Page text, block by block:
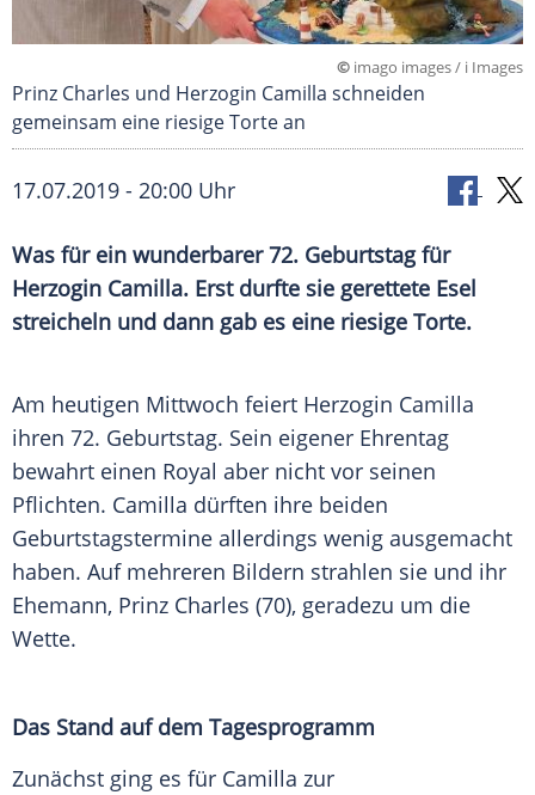
© imago images / i Images
Prinz Charles und Herzogin Camilla schneiden
gemeinsam eine riesige Torte an
17.07.2019 - 20:00 Uhr
Was für ein wunderbarer 72. Geburtstagfür
Herzogin Camilla. Erst durfte sie gerettete Esel
streicheln und dann gab es eine riesige Torte.
Am heutigen Mittwoch feiert Herzogin Camilla
ihren 72. Geburtstag. Sein eigener Ehrentag
bewahrt einen Royal aber nicht vor seinen
Pflichten. Camilla dürften ihre beiden
Geburtstagstermine allerdings wenig ausgemacht
haben. Auf mehreren Bildern strahlen sie und ihr
Ehemann, Prinz Charles (70), geradezu um die
Wette.
Das Stand auf dem Tagesprogramm
Zunächst ging es für Camilla zur